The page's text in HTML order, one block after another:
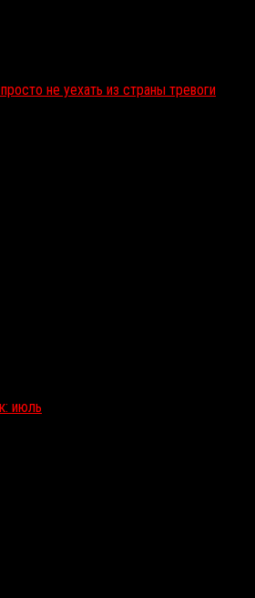
не уехать из страны тревоги
июль